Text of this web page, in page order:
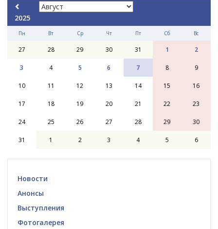
2025
Пн Вт Ср Чт Пт Сб Вс
27 28 29 30 31 1 2
3 4 5 6 7 8 9
10 11 12 13 14 15 16
17 18 19 20 21 22 23
24 25 26 27 28 29 30
31 1 2 3 4 5 6
Новости
Анонсы
Выступления
Фотогалерея